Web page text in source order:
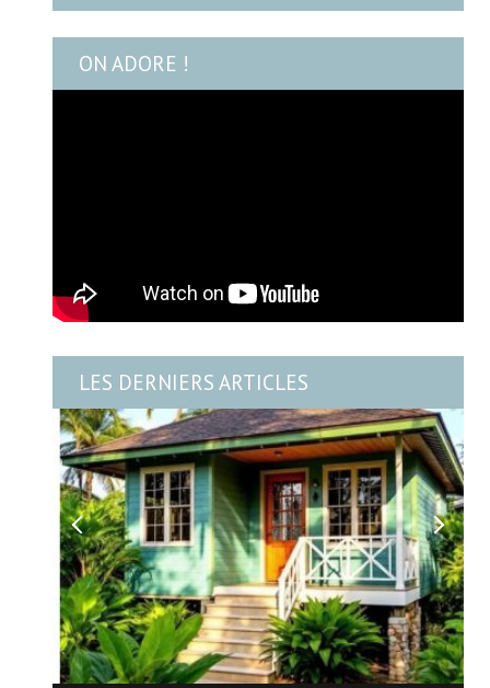
ON ADORE !
LES DERNIERS ARTICLES